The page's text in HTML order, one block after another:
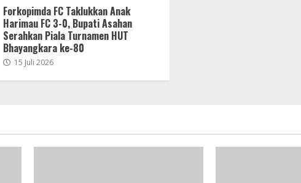
Forkopimda FC Taklukkan Anak
Harimau FC 3-0, Bupati Asahan
Serahkan Piala Turnamen HUT
Bhayangkara ke-80
15 Juli 2026